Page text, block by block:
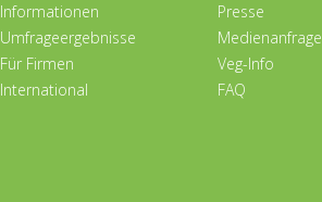
Informationen
Umfrageergebnisse
Für Firmen
International
Presse
Medienanfrage
Veg-Info
FAQ